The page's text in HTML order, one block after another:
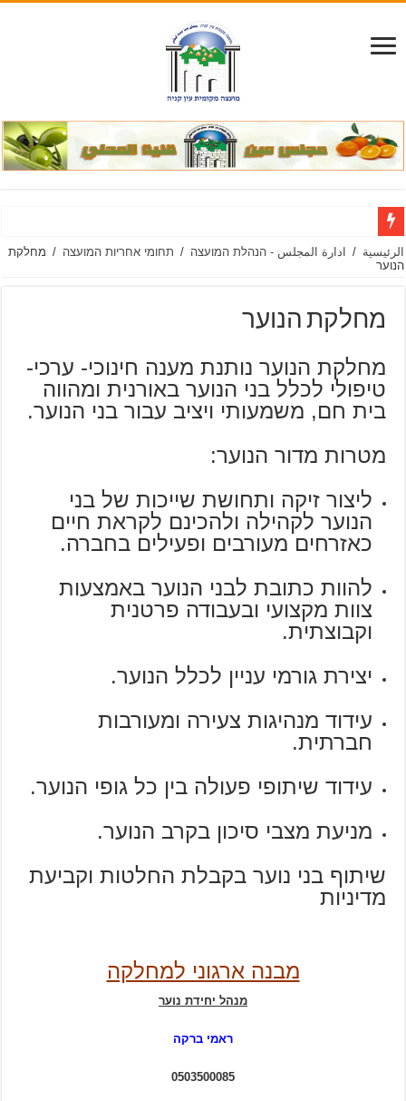
الرئيسية / ادارة المجلس - הנהלת המועצה / תחומי אחריות המועצה / מחלקת
הנוער
מחלקת הנוער
מחלקת הנוער נותנת מענה חינוכי- ערכי-
טיפולי לכלל בני הנוער באורנית ומהווה
בית חם, משמעותי ויציב עבור בני הנוער.
מטרות מדור הנוער:
ליצור זיקה ותחושת שייכות של בני
הנוער לקהילה ולהכינם לקראת חיים
כאזרחים מעורבים ופעילים בחברה.
להוות כתובת לבני הנוער באמצעות
צוות מקצועי ובעבודה פרטנית
וקבוצתית.
יצירת גורמי עניין לכלל הנוער.
עידוד מנהיגות צעירה ומעורבות
חברתית.
עידוד שיתופי פעולה בין כל גופי הנוער.
מניעת מצבי סיכון בקרב הנוער.
שיתוף בני נוער בקבלת החלטות וקביעת
מדיניות
מבנה ארגוני למחלקה
מנהל יחידת נוער
ראמי ברקה
0503500085